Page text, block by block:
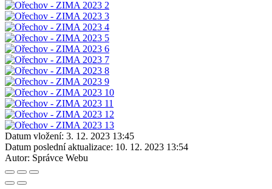
Datum vložení: 3. 12. 2023 13:45
Datum poslední aktualizace: 10. 12. 2023 13:54
Autor: Správce Webu